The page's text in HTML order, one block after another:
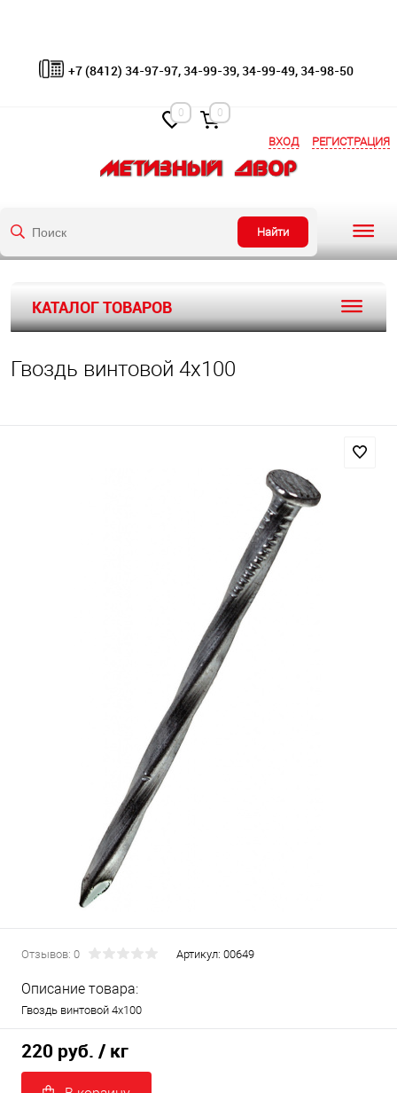
ВХОД РЕГИСТРАЦИЯ
Найти
+7 (8412) 34-97-97, 34-99-39, 34-99-49, 34-98-50
0 0
КАТАЛОГ ТОВАРОВ
Гвоздь винтовой 4х100
Отзывов: 0 Артикул: 00649
Описание товара:
Гвоздь винтовой 4х100
220 руб. / кг